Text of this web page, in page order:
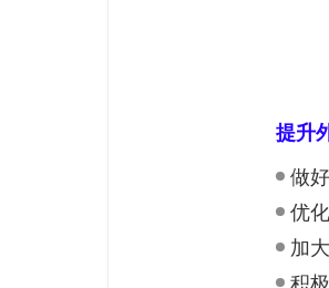
提升
做
优
加
积